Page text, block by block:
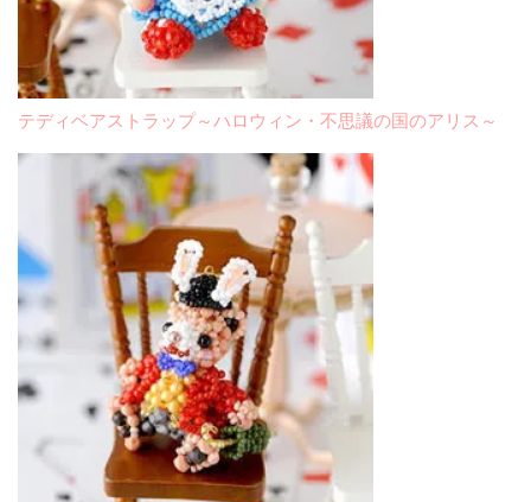
テディベアストラップ～ハロウィン・不思議の国のアリス～